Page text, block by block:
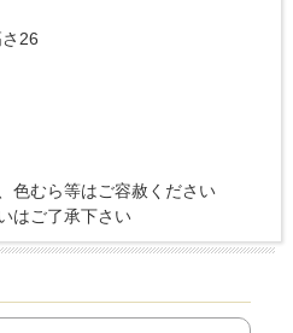
26
色むら等はご容赦ください
はご了承下さい